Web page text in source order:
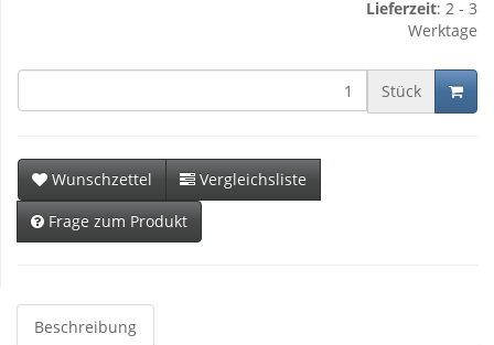
Lieferzeit: 2 - 3
Werktage
Stück
Wunschzettel
Vergleichsliste
Frage zum Produkt
Beschreibung